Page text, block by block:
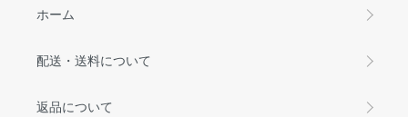
ホーム
配送・送料について
返品について